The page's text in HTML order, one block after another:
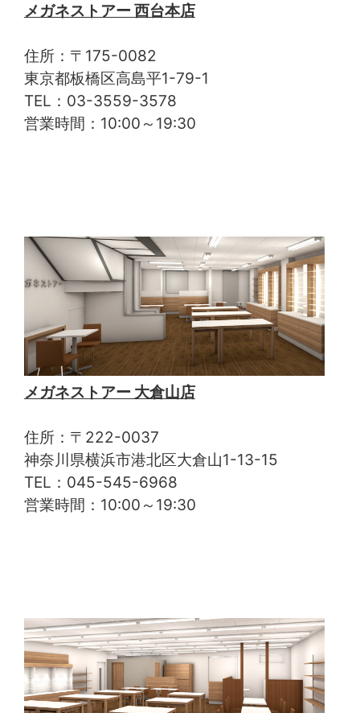
メガネストアー 西台本店
住所：〒175-0082
東京都板橋区高島平1-79-1
TEL：03-3559-3578
営業時間：10:00～19:30
メガネストアー 大倉山店
住所：〒222-0037
神奈川県横浜市港北区大倉山1-13-15
TEL：045-545-6968
営業時間：10:00～19:30